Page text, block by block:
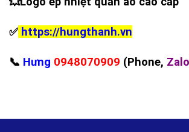
✅ https://hungthanh.vn
📞 Hưng 0948070909 (Phone, Zalo